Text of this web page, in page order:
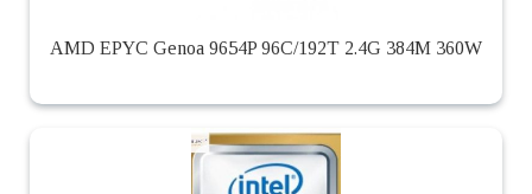
AMD EPYC Genoa 9654P 96C/192T 2.4G 384M 360W